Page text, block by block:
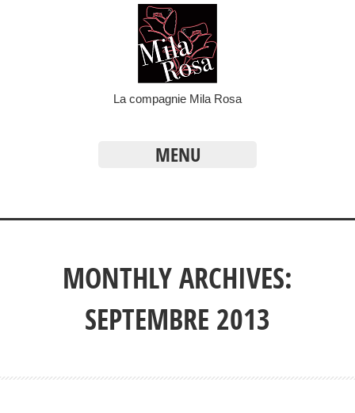
La compagnie Mila Rosa
MENU
MONTHLY ARCHIVES:
SEPTEMBRE 2013